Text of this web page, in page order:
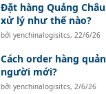
Đặt hàng Quảng
xử lý như thế nào?
bởi yenchinalogisitcs, 22/6/26
Cách order hàng
người mới?
bởi yenchinalogisitcs, 2/6/26